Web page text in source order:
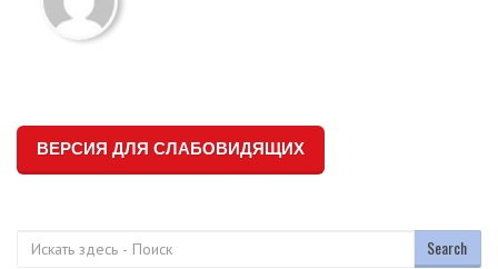
ВЕРСИЯ ДЛЯ СЛАБОВИДЯЩИХ